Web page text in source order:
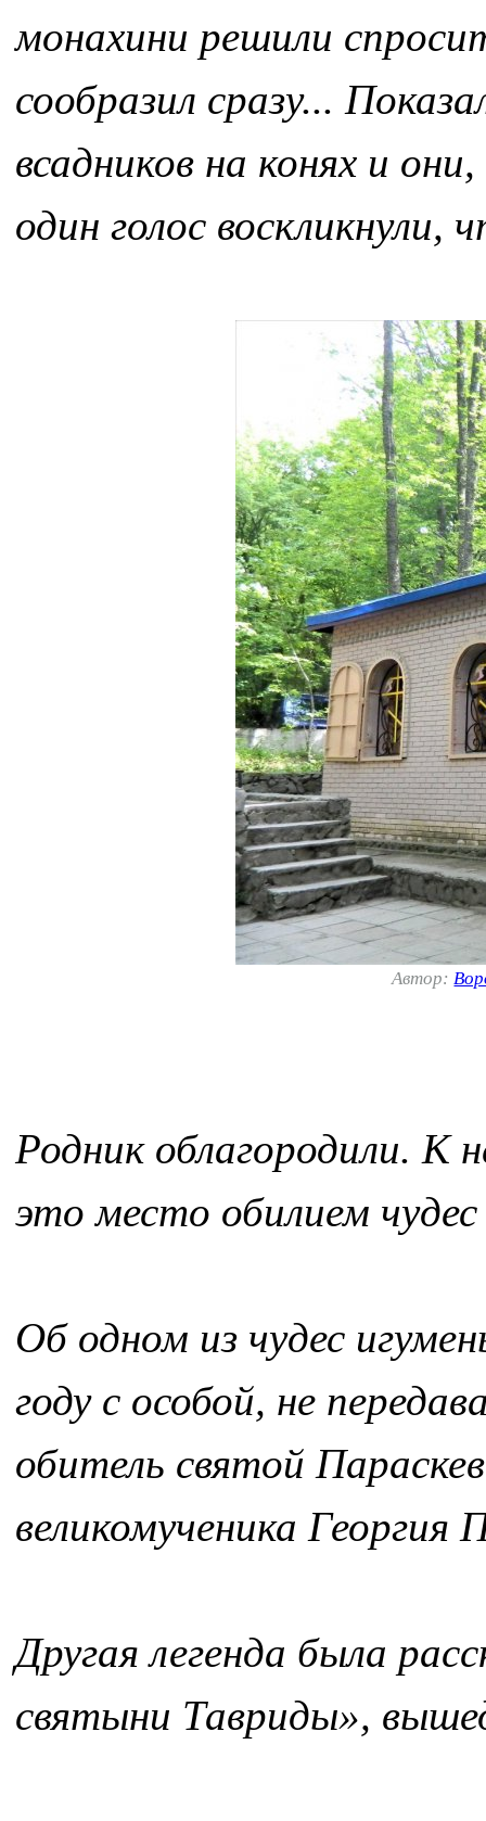
монахини решили
сообразил сразу...
всадников на конях и
один голос воскликнули,
Автор:
Родник облагородили. К
это место обилием чудес
Об одном из чудес
году с особой, не
обитель святой
великомученика Георгия
Другая легенда была
святыни Тавриды»,